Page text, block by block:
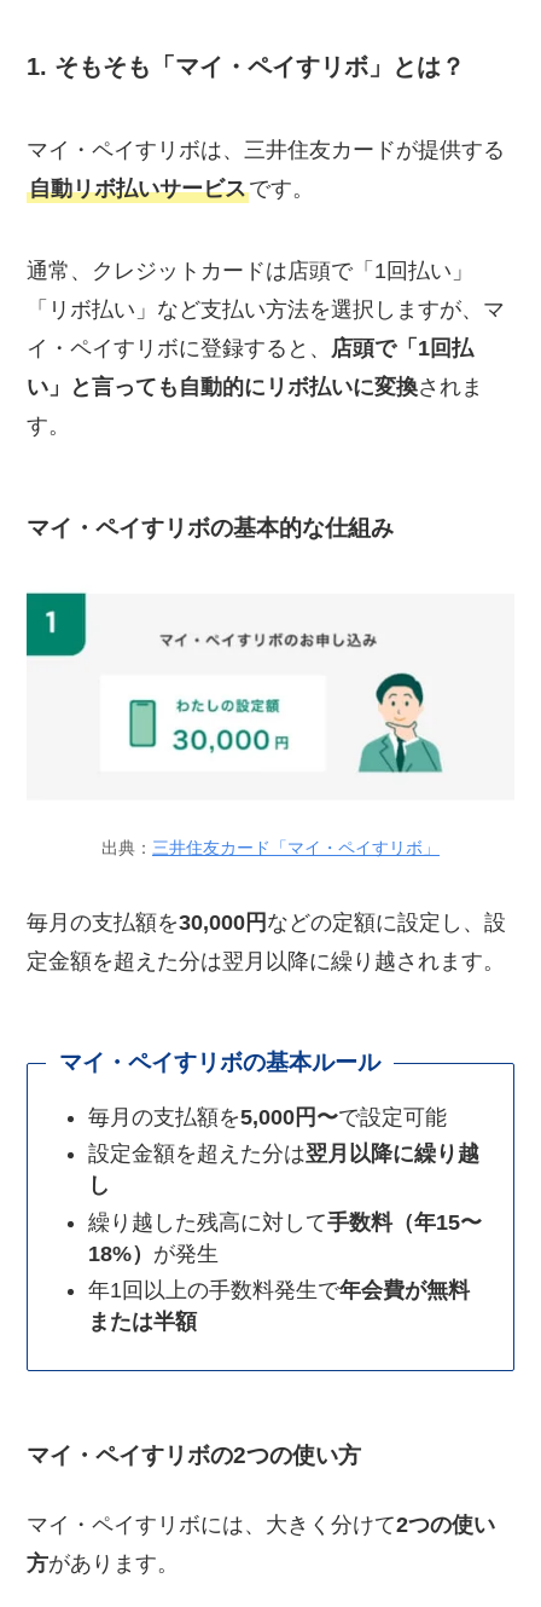
1. そもそも「マイ・ペイすリボ」とは？
マイ・ペイすリボは、三井住友カードが提供する
自動リボ払いサービスです。
通常、クレジットカードは店頭で「1回払い」
「リボ払い」など支払い方法を選択しますが、マ
イ・ペイすリボに登録すると、 店頭で「1回払
い」と言っても自動的にリボ払いに変換されま
す。
マイ・ペイすリボの基本的な仕組み
出典： 三井住友カード「マイ・ペイすリボ」
毎月の支払額を30,000円 などの定額に設定し、設
定金額を超えた分は翌月以降に繰り越されます。
マイ・ペイすリボの基本ルール
毎月の支払額を5,000円〜で設定可能
設定金額を超えた分は翌月以降に繰り越
し
繰り越した残高に対して手数料（年15〜
18%） が発生
年1回以上の手数料発生で年会費が無料
または半額
マイ・ペイすリボの2つの使い方
マイ・ペイすリボには、大きく分けて2つの使い
方があります。